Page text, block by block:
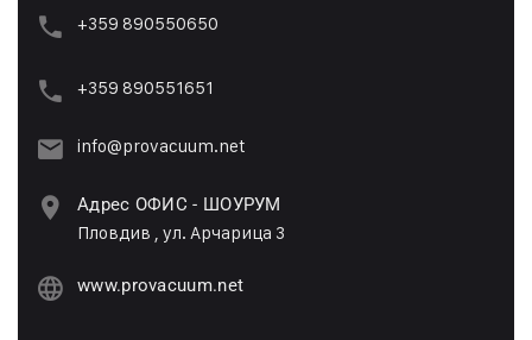
+359 890550650
+359 890551651
info@provacuum.net
Адрес ОФИС - ШОУРУМ
Пловдив , ул. Арчарица 3
www.provacuum.net